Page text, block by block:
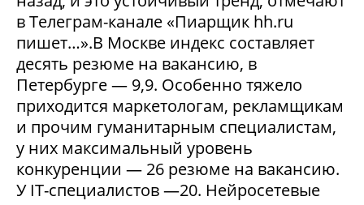
в Телеграм-канале «Пиарщик hh.ru
пишет…».В Москве индекс составляет
десять резюме на вакансию, в
Петербурге — 9,9. Особенно тяжело
приходится маркетологам, рекламщикам
и прочим гуманитарным специалистам,
у них максимальный уровень
конкуренции — 26 резюме на вакансию.
У IT-специалистов —20. Нейросетевые